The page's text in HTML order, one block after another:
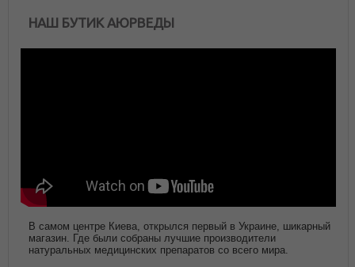
НАШ БУТИК АЮРВЕДЫ
В самом центре Киева, открылся первый в Украине, шикарный
магазин. Где были собраны лучшие производители
натуральных медицинских препаратов со всего мира.